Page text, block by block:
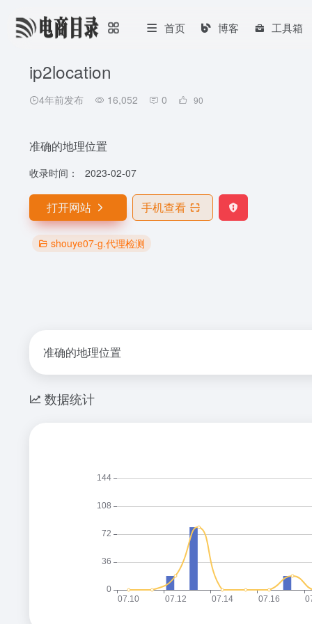
首页 博客 工具箱
ip2location
4年前发布 16,052 0 90
准确的地理位置
收录时间： 2023-02-07
打开网站 手机查看
shouye07-g.代理检测
准确的地理位置
数据统计